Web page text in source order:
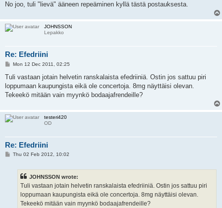
No joo, tuli "lievä" ääneen repeäminen kyllä tästä postauksesta.
JOHNSSON
Lepakko
Re: Efedriini
P
s
Mon 12 Dec 2011, 02:25
Tuli vastaan jotain helvetin ranskalaista efedriiniä. Ostin jos sattuu piri
loppumaan kaupungista eikä ole concertoja. 8mg näyttäisi olevan.
Tekeekö mitään vain myynkö bodaajafrendeille?
testeri420
OD
Re: Efedriini
PThu 02 Feb 2012, 10:02
JOHNSSON wrote:
Tuli vastaan jotain helvetin ranskalaista efedriiniä. Ostin jos sattuu piri
loppumaan kaupungista eikä ole concertoja. 8mg näyttäisi olevan.
Tekeekö mitään vain myynkö bodaajafrendeille?